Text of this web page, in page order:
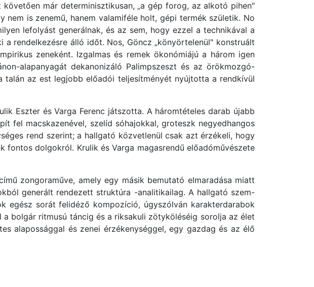
már determinisztikusan, „a gép forog, az alkotó pihen"
is zenemű, hanem valamiféle holt, gépi termék születik. No
lefolyást generálnak, és az sem, hogy ezzel a technikával a
rendelkezésre álló időt. Nos, Göncz „könyörtelenül" konstruált
zeneként. Izgalmas és remek ökonómiájú a három igen
alapanyagát dekanonizáló Palimpszeszt és az örökmozgó-
az est legjobb előadói teljesítményét nyújtotta a rendkívül
Eszter és Varga Ferenc játszotta. A háromtételes darab újabb
fel macskazenével, szelíd sóhajokkal, groteszk negyedhangos
rend szerint; a hallgató közvetlenül csak azt érzékeli, hogy
fontos dolgokról. Krulik és Varga magasrendű előadóművészete
zongoraműve, amely egy másik bemutató elmaradása miatt
generált rendezett struktúra -analitikailag. A hallgató szem-
egész sorát felidéző kompozíció, úgyszólván karakterdarabok
bolgár ritmusú táncig és a riksakuli zötyköléséig sorolja az élet
alapossággal és zenei érzékenységgel, egy gazdag és az élő